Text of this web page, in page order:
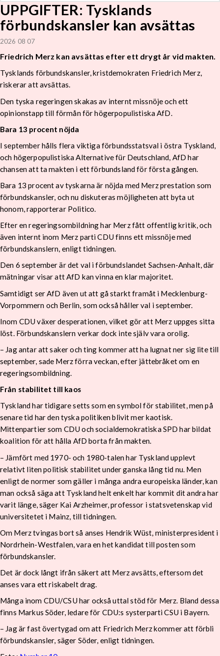
UPPGIFTER: Tysklands
förbundskansler kan avsättas
2026 08 07
Friedrich Merz kan avsättas efter ett drygt år vid makten.
Tysklands förbundskansler, kristdemokraten Friedrich Merz,
riskerar att avsättas.
Den tyska regeringen skakas av internt missnöje och ett
opinionstapp till förmån för högerpopulistiska AfD.
Bara 13 procent nöjda
I september hålls flera viktiga förbundsstatsval i östra Tyskland,
och högerpopulistiska Alternative für Deutschland, AfD har
chansen att ta makten i ett förbundsland för första gången.
Bara 13 procent av tyskarna är nöjda med Merz prestation som
förbundskansler, och nu diskuteras möjligheten att byta ut
honom, rapporterar Politico.
Efter en regeringsombildning har Merz fått offentlig kritik, och
även internt inom Merz parti CDU finns ett missnöje med
förbundskanslern, enligt tidningen.
Den 6 september är det val i förbundslandet Sachsen-Anhalt, där
mätningar visar att AfD kan vinna en klar majoritet.
Samtidigt ser AfD även ut att gå starkt framåt i Mecklenburg-
Vorpommern och Berlin, som också håller val i september.
Inom CDU växer desperationen, vilket gör att Merz uppges sitta
löst. Förbundskanslern verkar dock inte själv vara orolig.
– Jag antar att saker och ting kommer att ha lugnat ner sig lite till
september, sade Merz förra veckan, efter jättebråket om en
regeringsombildning.
Från stabilitet till kaos
Tyskland har tidigare setts som en symbol för stabilitet, men på
senare tid har den tyska politiken blivit mer kaotisk.
Mittenpartier som CDU och socialdemokratiska SPD har bildat
koalition för att hålla AfD borta från makten.
– Jämfört med 1970- och 1980-talen har Tyskland upplevt
relativt liten politisk stabilitet under ganska lång tid nu. Men
enligt de normer som gäller i många andra europeiska länder, kan
man också säga att Tyskland helt enkelt har kommit dit andra har
varit länge, säger Kai Arzheimer, professor i statsvetenskap vid
universitetet i Mainz, till tidningen.
Om Merz tvingas bort så anses Hendrik Wüst, ministerpresident i
Nordrhein-Westfalen, vara en het kandidat till posten som
förbundskansler.
Det är dock långt ifrån säkert att Merz avsätts, eftersom det
anses vara ett riskabelt drag.
Många inom CDU/CSU har också uttal stöd för Merz. Bland dessa
finns Markus Söder, ledare för CDU:s systerparti CSU i Bayern.
– Jag är fast övertygad om att Friedrich Merz kommer att förbli
förbundskansler, säger Söder, enligt tidningen.